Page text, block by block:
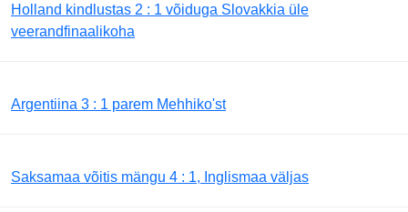
Holland kindlustas 2 : 1 võiduga Slovakkia üle
veerandfinaalikoha
Argentiina 3 : 1 parem Mehhiko'st
Saksamaa võitis mängu 4 : 1, Inglismaa väljas